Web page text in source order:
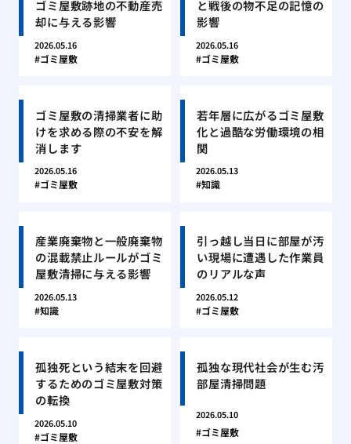
ゴミ屋敷跡地の不動産売
却に与える影響
2026.05.16
ゴミ屋敷
と戦後の物不足の記憶の
影響
2026.05.16
ゴミ屋敷
ゴミ屋敷の清掃業者に助
けを求める際の不安を解
消します
2026.05.16
ゴミ屋敷
若年層に広がるゴミ屋敷
化と過酷な労働環境の相
関
2026.05.13
知識
産業廃棄物と一般廃棄物
の混載禁止ルールがゴミ
屋敷清掃に与える影響
2026.05.13
知識
引っ越し当日に部屋が汚
い現場に遭遇した作業員
のリアルな声
2026.05.12
ゴミ屋敷
孤独死という結末を回避
するためのゴミ屋敷対策
の転換
2026.05.10
ゴミ屋敷
孤独な現代社会が生む汚
部屋清掃問題
2026.05.10
ゴミ屋敷